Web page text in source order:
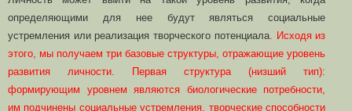
определяющими для нее будут являться социальные
устремления или реализация творческого потенциала. Исходя из
этого, мы получаем три базовые структуры, отражающие уровень
развития личности. Первая структура (низший тип):
формирующим уровнем являются биологические потребности,
им подчинены социальные устремления, творческие способности